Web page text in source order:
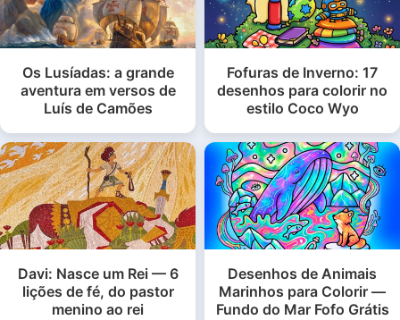
Os Lusíadas: a grande
aventura em versos de
Luís de Camões
Fofuras de Inverno: 17
desenhos para colorir no
estilo Coco Wyo
Davi: Nasce um Rei — 6
lições de fé, do pastor
menino ao rei
Desenhos de Animais
Marinhos para Colorir —
Fundo do Mar Fofo Grátis